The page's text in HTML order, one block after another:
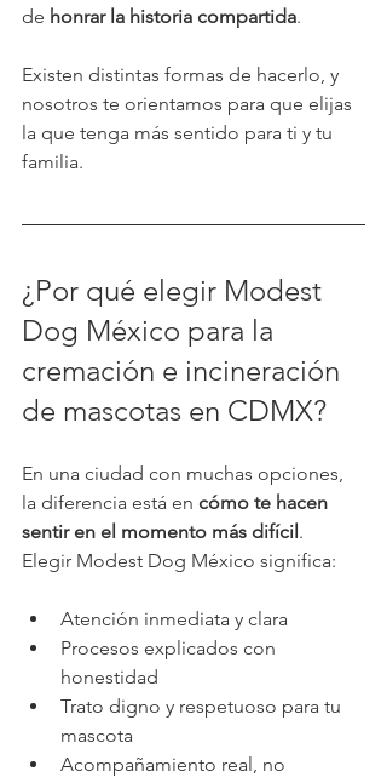
de honrar la historia compartida.
Existen distintas formas de hacerlo, y
nosotros te orientamos para que elijas
la que tenga más sentido para ti y tu
familia.
¿Por qué elegir Modest
Dog México para la
cremación e incineración
de mascotas en CDMX?
En una ciudad con muchas opciones,
la diferencia está en cómo te hacen
sentir en el momento más difícil.
Elegir Modest Dog México significa:
Atención inmediata y clara
Procesos explicados con
honestidad
Trato digno y respetuoso para tu
mascota
Acompañamiento real, no